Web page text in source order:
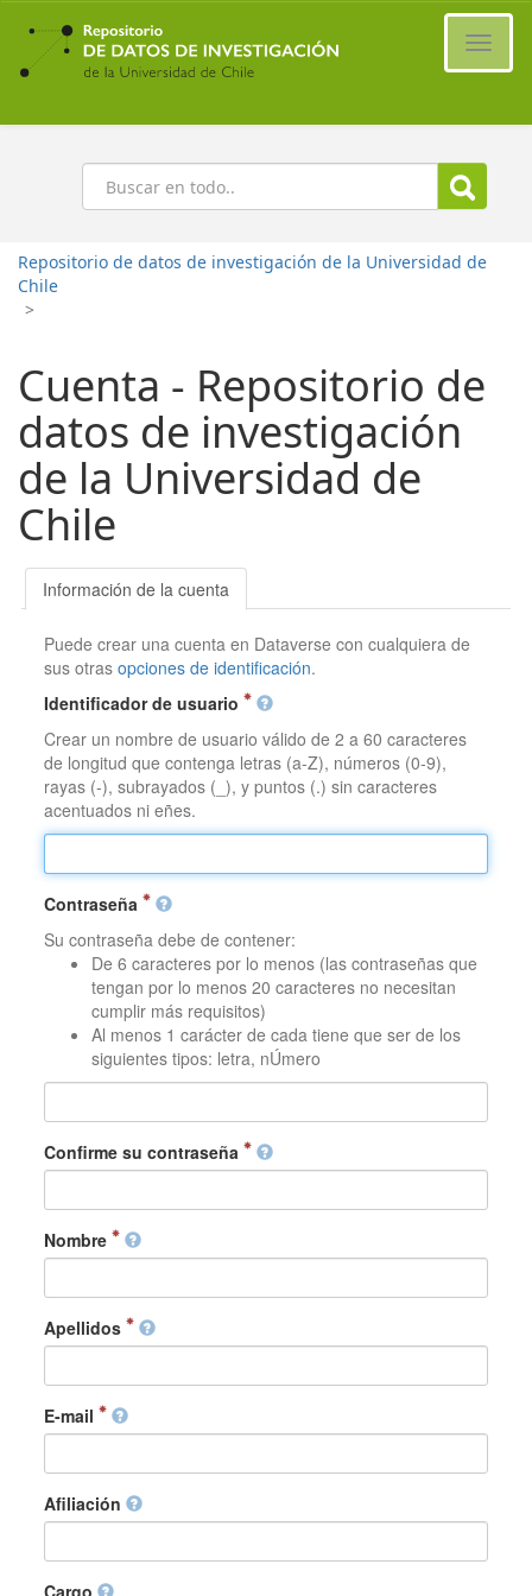
Ir
contenido
principal
Buscar
Repositorio de datos de investigación de la Universidad de
Chile
>
Cuenta - Repositorio de
datos de investigación
de la Universidad de
Chile
Información de la cuenta
Puede crear una cuenta en Dataverse con cualquiera de
sus otrasopciones de identificación.
Identificador de usuario
Crear un nombre de usuario válido de 2 a 60 caracteres
de longitud que contenga letras (a-Z), números (0-9),
rayas (-), subrayados (_), y puntos (.) sin caracteres
acentuados ni eñes.
Contraseña
Su contraseña debe de contener:
De 6 caracteres por lo menos (las contraseñas que
tengan por lo menos 20 caracteres no necesitan
cumplir más requisitos)
Al menos 1 carácter de cada tiene que ser de los
siguientes tipos: letra, nÚmero
Confirme su contraseña
Nombre
Apellidos
E-mail
Afiliación
Cargo